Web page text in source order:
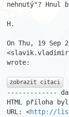
nehnutý"? Hnul
H.
On Thu, 19 Sep
<slavik.vladimir
wrote:
zobrazit citaci
-------------
HTML příloha
URL: <http://